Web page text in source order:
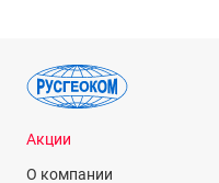
Акции
О компании